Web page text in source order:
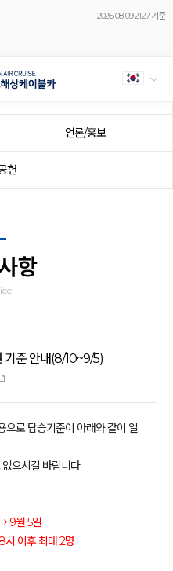
2026-08-09 21:27 기준
언론/홍보
헌
항
기준 안내(8/10~9/5)
로 탑승기준이 아래와 같이 일
으시길 바랍니다.
9월 5일
시 이후 최대 2명